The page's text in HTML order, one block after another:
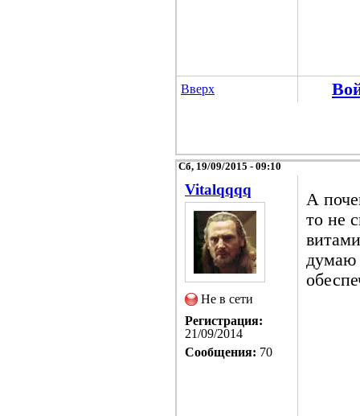
Вверх
Сб, 19/09/2015 - 09:10
Vitalqqqq
Не в сети
Регистрация:
21/09/2014
Сообщения: 70
А
то не
думаю